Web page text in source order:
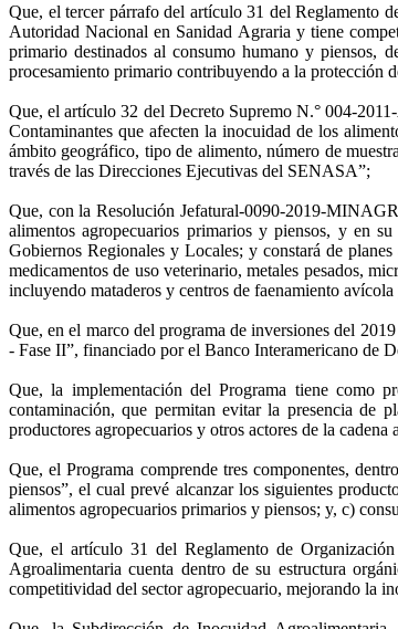
Que, el tercer párrafo del artículo 31 del Reglamento
Autoridad Nacional en Sanidad Agraria y tiene
primario destinados al consumo humano y piensos,
procesamiento primario contribuyendo a la protección
Que, el artículo 32 del Decreto Supremo N.° 004-
Contaminantes que afecten la inocuidad de los
ámbito geográfico, tipo de alimento, número de
través de las Direcciones Ejecutivas del SENASA”;
Que, con la Resolución Jefatural-0090-2019-
alimentos agropecuarios primarios y piensos, y en
Gobiernos Regionales y Locales; y constará de
medicamentos de uso veterinario, metales pesados,
incluyendo mataderos y centros de faenamiento
Que, en el marco del programa de inversiones del
- Fase II”, financiado por el Banco Interamericano de
Que, la implementación del Programa tiene como
contaminación, que permitan evitar la presencia de
productores agropecuarios y otros actores de la cadena
Que, el Programa comprende tres componentes,
piensos”, el cual prevé alcanzar los siguientes
alimentos agropecuarios primarios y piensos; y, c)
Que, el artículo 31 del Reglamento de
Agroalimentaria cuenta dentro de su estructura
competitividad del sector agropecuario, mejorando la